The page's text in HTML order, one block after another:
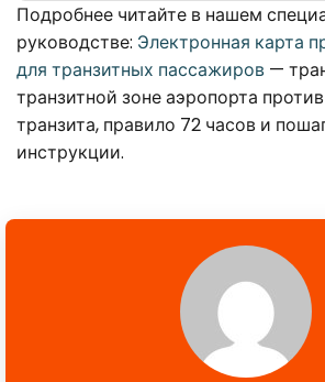
Подробнее читайте в нашем
руководстве: Электронная карта
для транзитных пассажиров —
транзитной зоне аэропорта
транзита, правило 72 часов и
инструкции.